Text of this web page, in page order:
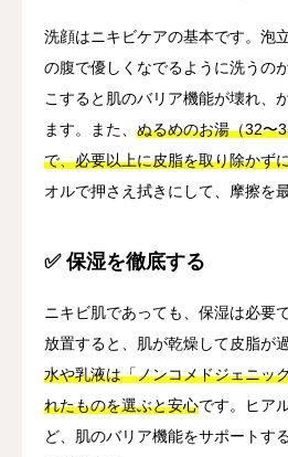
洗顔はニキビケアの基本です。泡
の腹で優しくなでるように洗うの
こすると肌のバリア機能が壊れ、
ます。また、 ぬるめのお湯（32〜
で、必要以上に皮脂を取り除かず
オルで押さえ拭きにして、摩擦を
✅ 保湿を徹底する
ニキビ肌であっても、保湿は必要
放置すると、肌が乾燥して皮脂が
水や乳液は「ノンコメドジェニッ
れたものを選ぶと安心です。ヒア
ど、肌のバリア機能をサポートす